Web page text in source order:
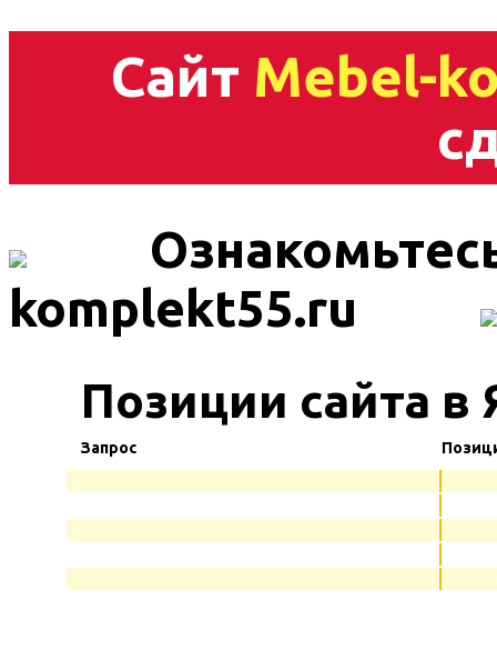
Сайт Mebel-
komplekt55.ru
Позиции сайта
Запрос